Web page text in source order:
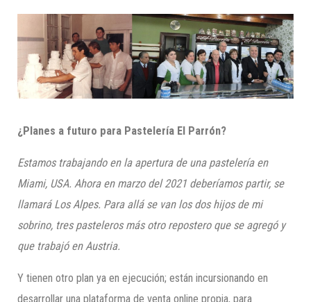
¿Planes a futuro para Pastelería El Parrón?
Estamos trabajando en la apertura de una pastelería en
Miami, USA. Ahora en marzo del 2021 deberíamos partir, se
llamará Los Alpes. Para allá se van los dos hijos de mi
sobrino, tres pasteleros más otro repostero que se agregó y
que trabajó en Austria.
Y tienen otro plan ya en ejecución; están incursionando en
desarrollar una plataforma de venta online propia, para